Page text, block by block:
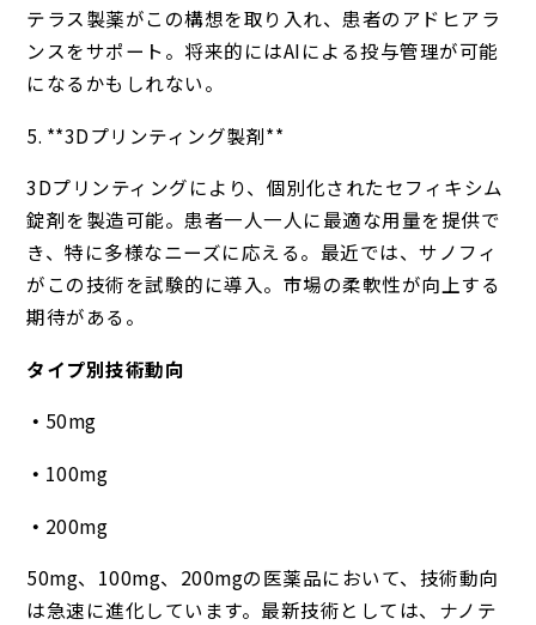
テラス製薬がこの構想を取り入れ、患者のアドヒアラ
ンスをサポート。将来的にはAIによる投与管理が可能
になるかもしれない。
5. **3Dプリンティング製剤**
3Dプリンティングにより、個別化されたセフィキシム
錠剤を製造可能。患者一人一人に最適な用量を提供で
き、特に多様なニーズに応える。最近では、サノフィ
がこの技術を試験的に導入。市場の柔軟性が向上する
期待がある。
タイプ別技術動向
50mg
100mg
200mg
50mg、100mg、200mgの医薬品において、技術動向
は急速に進化しています。最新技術としては、ナノテ